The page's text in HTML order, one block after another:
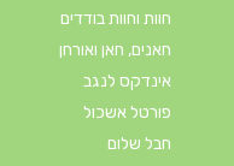
חוות וחוות בודדים
חאנים, חאן ואורחן
אינדקס לנגב
פורטל אשכול
חבל שלום